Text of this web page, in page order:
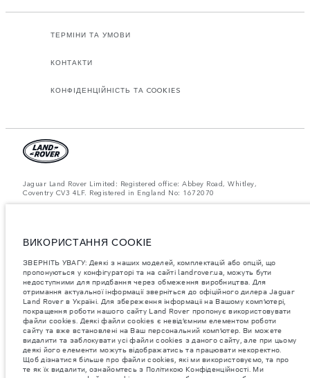
ТЕРМІНИ ТА УМОВИ
КОНТАКТИ
КОНФІДЕНЦІЙНІСТЬ ТА COOKIES
Jaguar Land Rover Limited: Registered office: Abbey Road, Whitley,
Coventry CV3 4LF. Registered in England No: 1672070
отримання актуальної інформації зверніться до офіційного дилера
Jaguar Land Rover в Україні.
Важливе зауваження щодо зображень та специфікацій.Глобальний
дефіцит напівпровідників наразі впливає на специфікації збірки,
доступність опцій і терміни виготовлення автомобілів. Це дуже
динамічна ситуація, і, як наслідок, зображення, які зараз
використовуються на вебсайті, можуть не повністю відображати
поточні специфікації, опції, варіанти оздоблення та кольорові рішення.
Будь ласка, зв'яжіться з офіційним дилером для отримання детальної
інформації.
Jaguar Land Rover Limited постійно шукає шляхи поліпшити технічні
характеристики, дизайн і виробництво своїх автомобілів, деталей та
аксесуарів, зміни відбуваються постійно, і ми залишаємо за собою
право вносити зміни без попереднього повідомлення. Деякі функції
ВИКОРИСТАННЯ COOKIE
ЗВЕРНІТЬ УВАГУ: Деякі з наших моделей, комплектацій або опцій, що
пропонуються у конфігураторі та на сайті landrover.ua, можуть бути
недоступними для придбання через обмеження виробництва. Для
отримання актуальної інформації зверніться до офіційного дилера Jaguar
Land Rover в Україні. Для збереження інформаціі на Вашому комп’ютері,
покращення роботи нашого сайту Land Rover пропонує використовувати
файли cookies. Деякі файли cookies є невід’ємним елементом роботи
сайту та вже встановлені на Ваш персональний комп’ютер. Ви можете
видалити та заблокувати усі файли cookies з даного сайту, але при цьому
деякі його елементи можуть відображатись та працювати некоректно.
Щоб дізнатися більше про файли cookies, які ми використовуємо, та про
те як їх видалити, ознайомтесь з Політикою Конфіденційності. Ми